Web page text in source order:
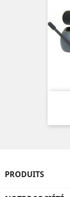
PRODUITS